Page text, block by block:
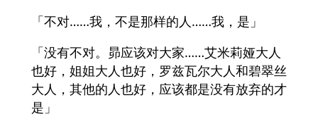
「不对……我，不是那样的人……我，是」
「没有不对。昴应该对大家……艾米莉娅大人
也好，姐姐大人也好，罗兹瓦尔大人和碧翠丝
大人，其他的人也好，应该都是没有放弃的才
是」